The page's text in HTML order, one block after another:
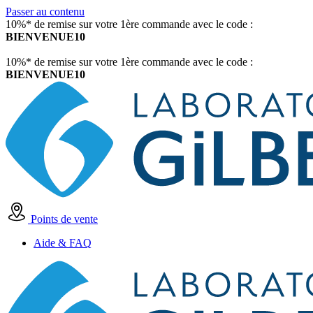
Passer au contenu
10%* de remise sur votre 1ère commande avec le code :
BIENVENUE10
10%* de remise sur votre 1ère commande avec le code :
BIENVENUE10
Points de vente
Aide & FAQ